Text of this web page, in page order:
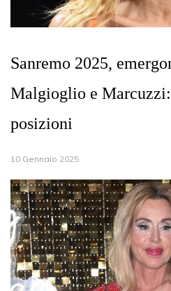
Sanremo 2025,
Malgioglio e
posizioni
10 Gennaio 2025